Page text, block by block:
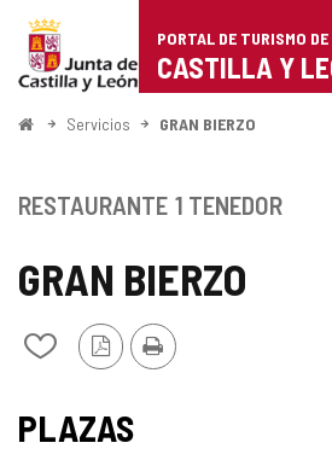
Portal
de
Turismo
Castilla
León
PORTAL DE TURISMO DE
CASTILLA Y
InicioServicios GRAN BIERZO
GRAN BIERZO
Añadir/quitar
cuadernos
Versión
PDF
Imprimir
RESTAURANTE 1 TENEDOR
PLAZAS